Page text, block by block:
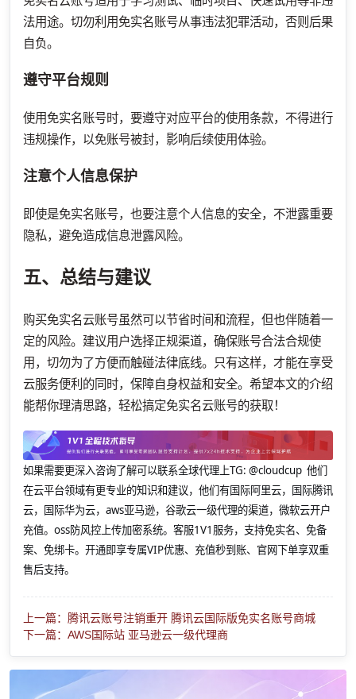
法用途。切勿利用免实名账号从事违法犯罪活动，否则后果
自负。
遵守平台规则
使用免实名账号时，要遵守对应平台的使用条款，不得进行
违规操作，以免账号被封，影响后续使用体验。
注意个人信息保护
即使是免实名账号，也要注意个人信息的安全，不泄露重要
隐私，避免造成信息泄露风险。
五、总结与建议
购买免实名云账号虽然可以节省时间和流程，但也伴随着一
定的风险。建议用户选择正规渠道，确保账号合法合规使
用，切勿为了方便而触碰法律底线。只有这样，才能在享受
云服务便利的同时，保障自身权益和安全。希望本文的介绍
能帮你理清思路，轻松搞定免实名云账号的获取！
如果需要更深入咨询了解可以联系全球代理上TG: @cloudcup 他们
在云平台领域有更专业的知识和建议，他们有国际阿里云，国际腾讯
云，国际华为云，aws亚马逊，谷歌云一级代理的渠道，微软云开户
充值。oss防风控上传加密系统。客服1V1服务，支持免实名、免备
案、免绑卡。开通即享专属VIP优惠、充值秒到账、官网下单享双重
售后支持。
上一篇：腾讯云账号注销重开 腾讯云国际版免实名账号商城
下一篇：AWS国际站 亚马逊云一级代理商